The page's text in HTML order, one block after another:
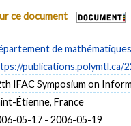
ce document
de
publications.polymtl.ca/
IFAC Symposium on
Étienne, France
05-17 - 2006-05-19